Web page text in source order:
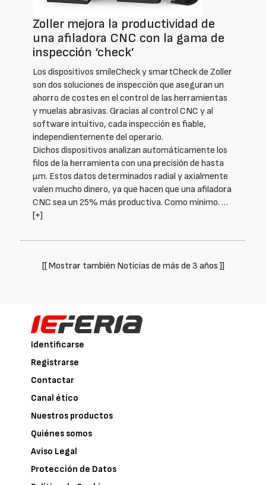
Zoller mejora la productividad de
una afiladora CNC con la gama de
inspección ‘check’
Los dispositivos smileCheck y smartCheck de Zoller
son dos soluciones de inspección que aseguran un
ahorro de costes en el control de las herramientas
y muelas abrasivas. Gracias al control CNC y al
software intuitivo, cada inspección es fiable,
independientemente del operario.
Dichos dispositivos analizan automáticamente los
filos de la herramienta con una precisión de hasta
µm. Estos datos determinados radial y axialmente
valen mucho dinero, ya que hacen que una afiladora
CNC sea un 25% más productiva. Como mínimo. …
[+]
[[ Mostrar también Noticias de más de 3 años ]]
Identificarse
Registrarse
Contactar
Canal ético
Nuestros productos
Quiénes somos
Aviso Legal
Protección de Datos